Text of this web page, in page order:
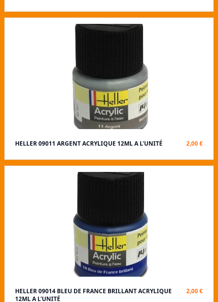
HELLER 09011 ARGENT ACRYLIQUE 12ML A L'UNITÉ 2,00 €
HELLER 09014 BLEU DE FRANCE BRILLANT ACRYLIQUE
12ML A L'UNITÉ
2,00 €